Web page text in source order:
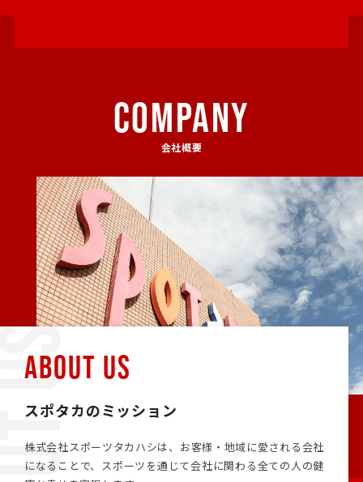
COMPANY
会社概要
ABOUT US
スポタカのミッション
株式会社スポーツタカハシは、お客様・地域に愛される会社
になることで、スポーツを通じて会社に関わる全ての人の健